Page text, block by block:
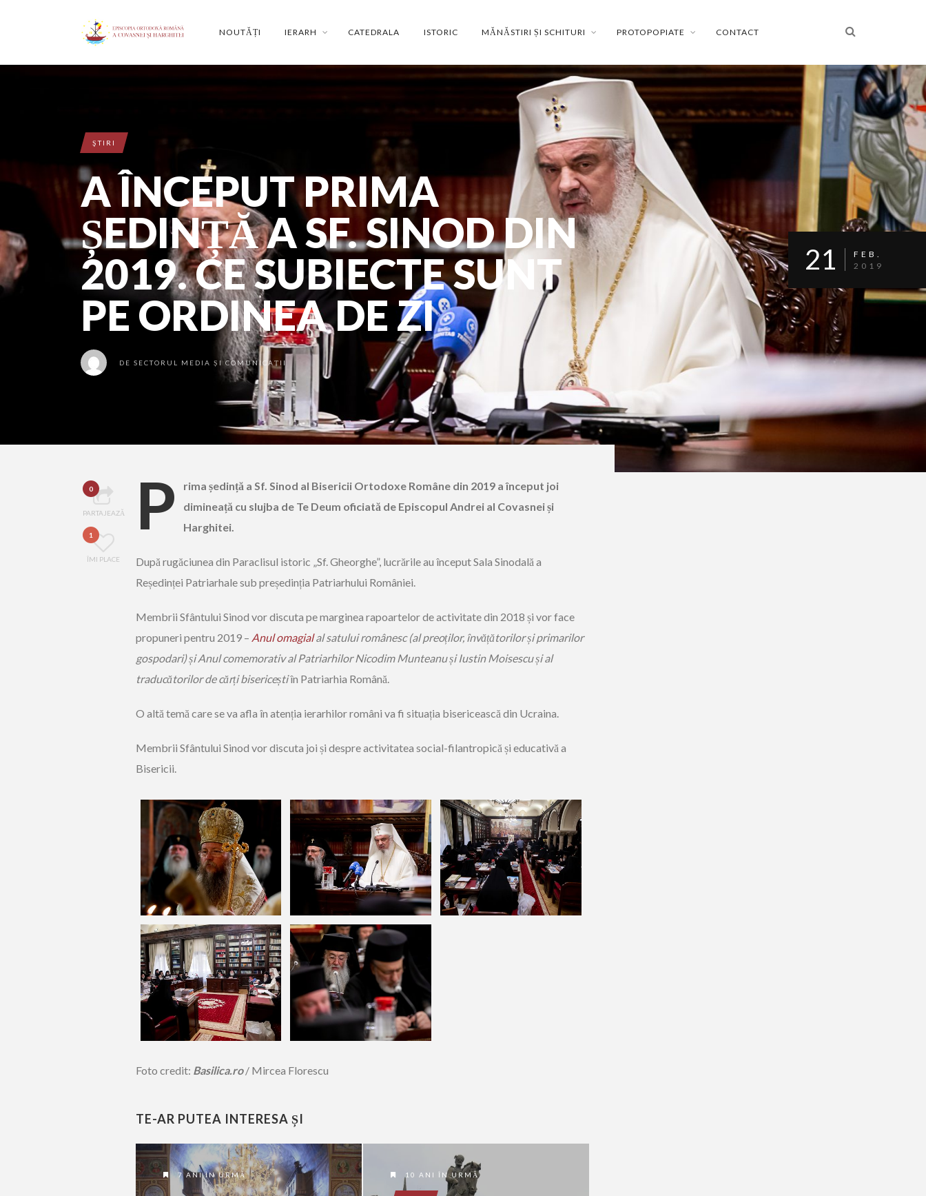
NOUTĂȚI IERARH CATEDRALA ISTORIC MĂNĂSTIRI ȘI SCHITURI PROTOPOPIATE CONTACT
ŞTIRI
A ÎNCEPUT PRIMA
ȘEDINȚĂ A SF. SINOD DIN
2019. CE SUBIECTE SUNT
PE ORDINEA DE ZI
DE SECTORUL MEDIA ȘI COMUNICAȚII
21
FEB.
2019
0
PARTAJEAZĂ
1
ÎMI PLACE
P
rima ședință a Sf. Sinod al Bisericii Ortodoxe Române din 2019 a început joi
dimineață cu slujba de Te Deum oficiată de Episcopul Andrei al Covasnei și
Harghitei.
După rugăciunea din Paraclisul istoric „Sf. Gheorghe”, lucrările au început Sala Sinodală a
Reședinței Patriarhale sub președinția Patriarhului României.
Membrii Sfântului Sinod vor discuta pe marginea rapoartelor de activitate din 2018 și vor face
propuneri pentru 2019 – Anul omagial al satului românesc (al preoților, învățătorilorși primarilor
gospodari) și Anul comemorativ al Patriarhilor Nicodim Munteanu și Iustin Moisescu și al
traducătorilor de cărți bisericeștiîn Patriarhia Română.
O altă temă care se va afla în atenția ierarhilor români va fi situația bisericească din Ucraina.
Membrii Sfântului Sinod vor discuta joi și despre activitatea social-filantropică și educativă a
Bisericii.
Foto credit: Basilica.ro/ Mircea Florescu
TE-AR PUTEA INTERESA ȘI
7 ANI ÎN URMĂ 10 ANI ÎN URMĂ